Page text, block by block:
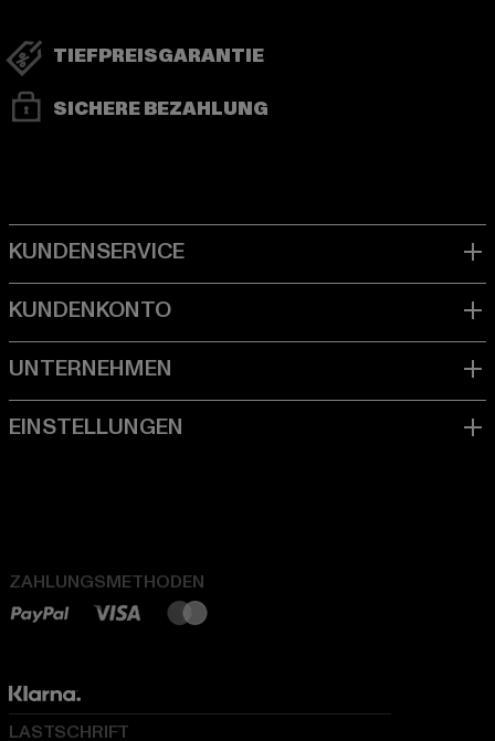
TIEFPREISGARANTIE
SICHERE BEZAHLUNG
ZAHLUNGSMETHODEN
LASTSCHRIFT